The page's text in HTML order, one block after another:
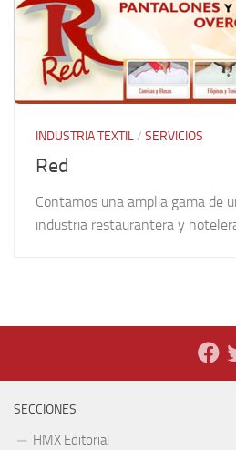
INDUSTRIA TEXTIL/ SERVICIOS
Red
Contamos una amplia gama de
industria restaurantera y
SECCIONES
HMX Editorial